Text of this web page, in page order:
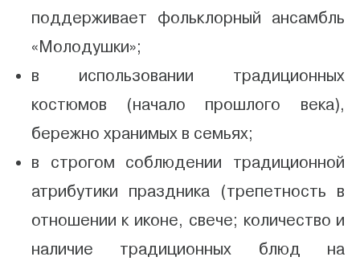
поддерживает фольклорный ансамбль
«Молодушки»;
в использовании традиционных
костюмов (начало прошлого века),
бережно хранимых в семьях;
в строгом соблюдении традиционной
атрибутики праздника (трепетность в
отношении к иконе, свече; количество и
наличие традиционных блюд на